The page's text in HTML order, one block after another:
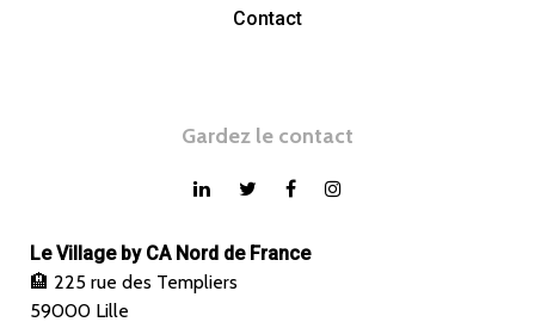
Contact
Gardez le contact
Le Village by CA Nord de France
🏨 225 rue des Templiers
59000 Lille